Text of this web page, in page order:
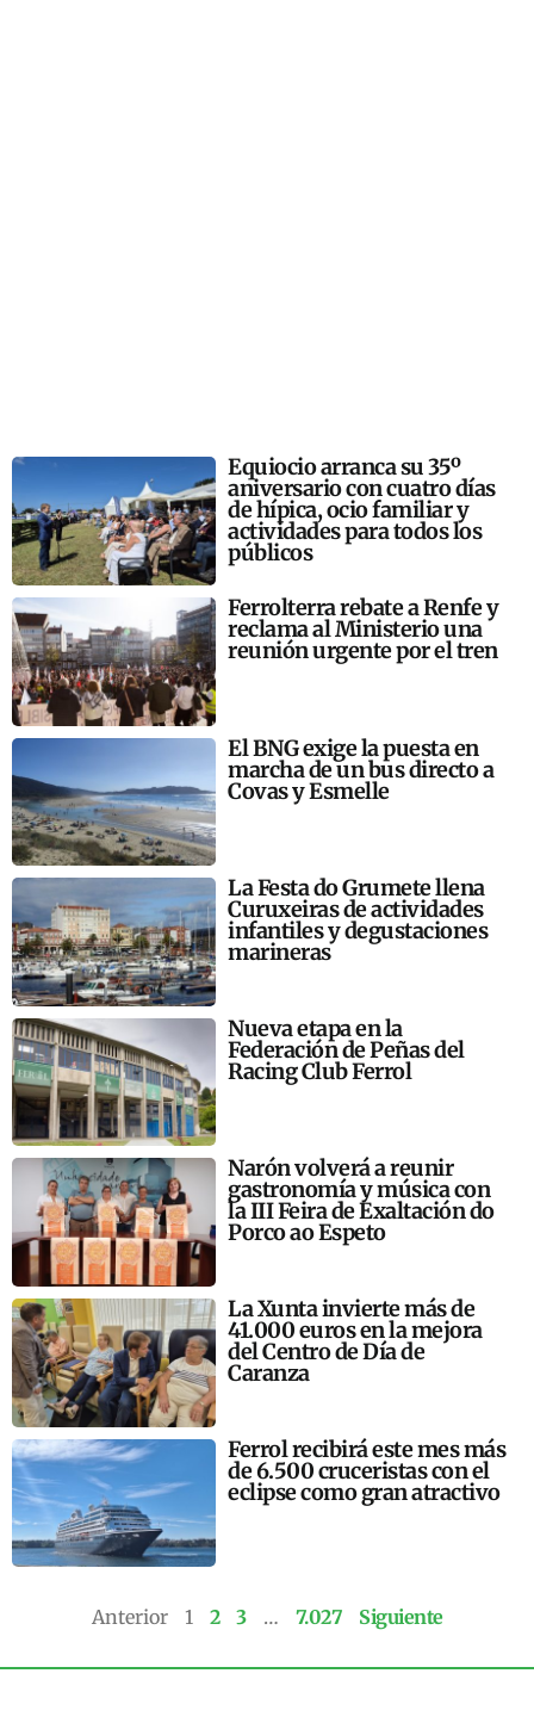
Equiocio arranca su 35º
aniversario con cuatro días
de hípica, ocio familiar y
actividades para todos los
públicos
Ferrolterra rebate a Renfe y
reclama al Ministerio una
reunión urgente por el tren
El BNG exige la puesta en
marcha de un bus directo a
Covas y Esmelle
La Festa do Grumete llena
Curuxeiras de actividades
infantiles y degustaciones
marineras
Nueva etapa en la
Federación de Peñas del
Racing Club Ferrol
Narón volverá a reunir
gastronomía y música con
la III Feira de Exaltación do
Porco ao Espeto
La Xunta invierte más de
41.000 euros en la mejora
del Centro de Día de
Caranza
Ferrol recibirá este mes más
de 6.500 cruceristas con el
eclipse como gran atractivo
Anterior 1 2 3 … 7.027 Siguiente